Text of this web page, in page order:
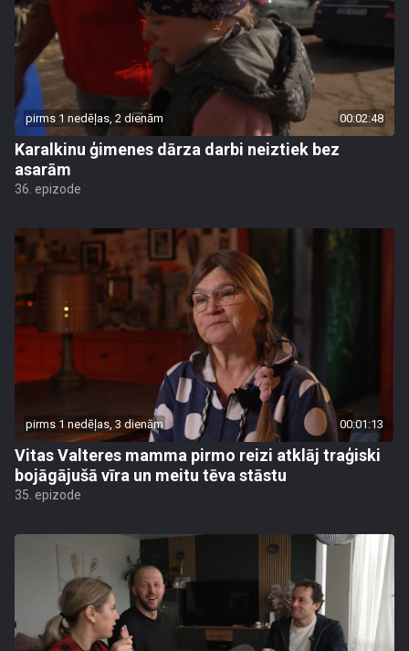
pirms 1 nedēļas, 2 dienām 00:02:48
Karalkinu ģimenes dārza darbi neiztiek bez
asarām
36. epizode
pirms 1 nedēļas, 3 dienām 00:01:13
Vitas Valteres mamma pirmo reizi atklāj traģiski
bojāgājušā vīra un meitu tēva stāstu
35. epizode